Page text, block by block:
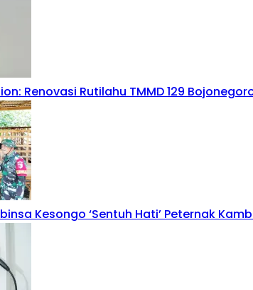
Renovasi Rutilahu TMMD 129
Kesongo ‘Sentuh Hati’ Peternak